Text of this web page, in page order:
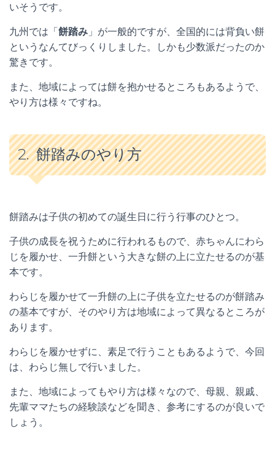
いそうです。
九州では「餅踏み 」が一般的ですが、全国的には背負い餅
というなんてびっくりしました。しかも少数派だったのか
驚きです。
また、地域によっては餅を抱かせるところもあるようで、
やり方は様々ですね。
2.餅踏みのやり方
餅踏みは子供の初めての誕生日に行う行事のひとつ。
子供の成長を祝うために行われるもので、赤ちゃんにわら
じを履かせ、一升餅という大きな餅の上に立たせるのが基
本です。
わらじを履かせて一升餅の上に子供を立たせるのが餅踏み
の基本ですが、そのやり方は地域によって異なるところが
あります。
わらじを履かせずに、素足で行うこともあるようで、今回
は、わらじ無しで行いました。
また、地域によってもやり方は様々なので、母親、親戚、
先輩ママたちの経験談などを聞き、参考にするのが良いで
しょう。